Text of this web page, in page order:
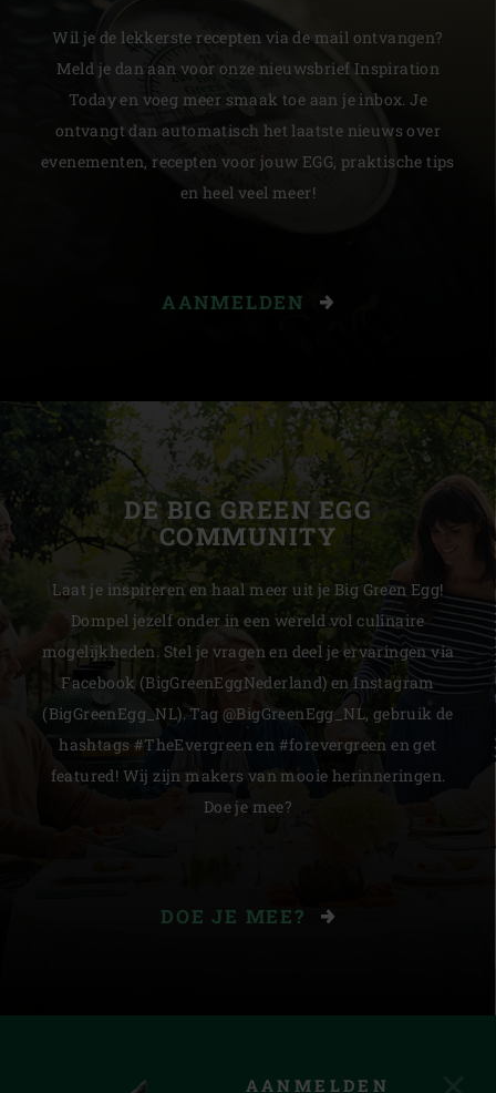
Wil je de lekkerste recepten via de mail ontvangen?
Meld je dan aan voor onze nieuwsbrief Inspiration
Today en voeg meer smaak toe aan je inbox. Je
ontvangt dan automatisch het laatste nieuws over
evenementen, recepten voor jouw EGG, praktische tips
en heel veel meer!
AANMELDEN
DE BIG GREEN EGG
COMMUNITY
Laat je inspireren en haal meer uit je Big Green Egg!
Dompel jezelf onder in een wereld vol culinaire
mogelijkheden. Stel je vragen en deel je ervaringen via
Facebook (BigGreenEggNederland) en Instagram
(BigGreenEgg_NL). Tag @BigGreenEgg_NL, gebruik de
hashtags #TheEvergreen en #forevergreen en get
featured! Wij zijn makers van mooie herinneringen.
Doe je mee?
DOE JE MEE?
AANMELDEN